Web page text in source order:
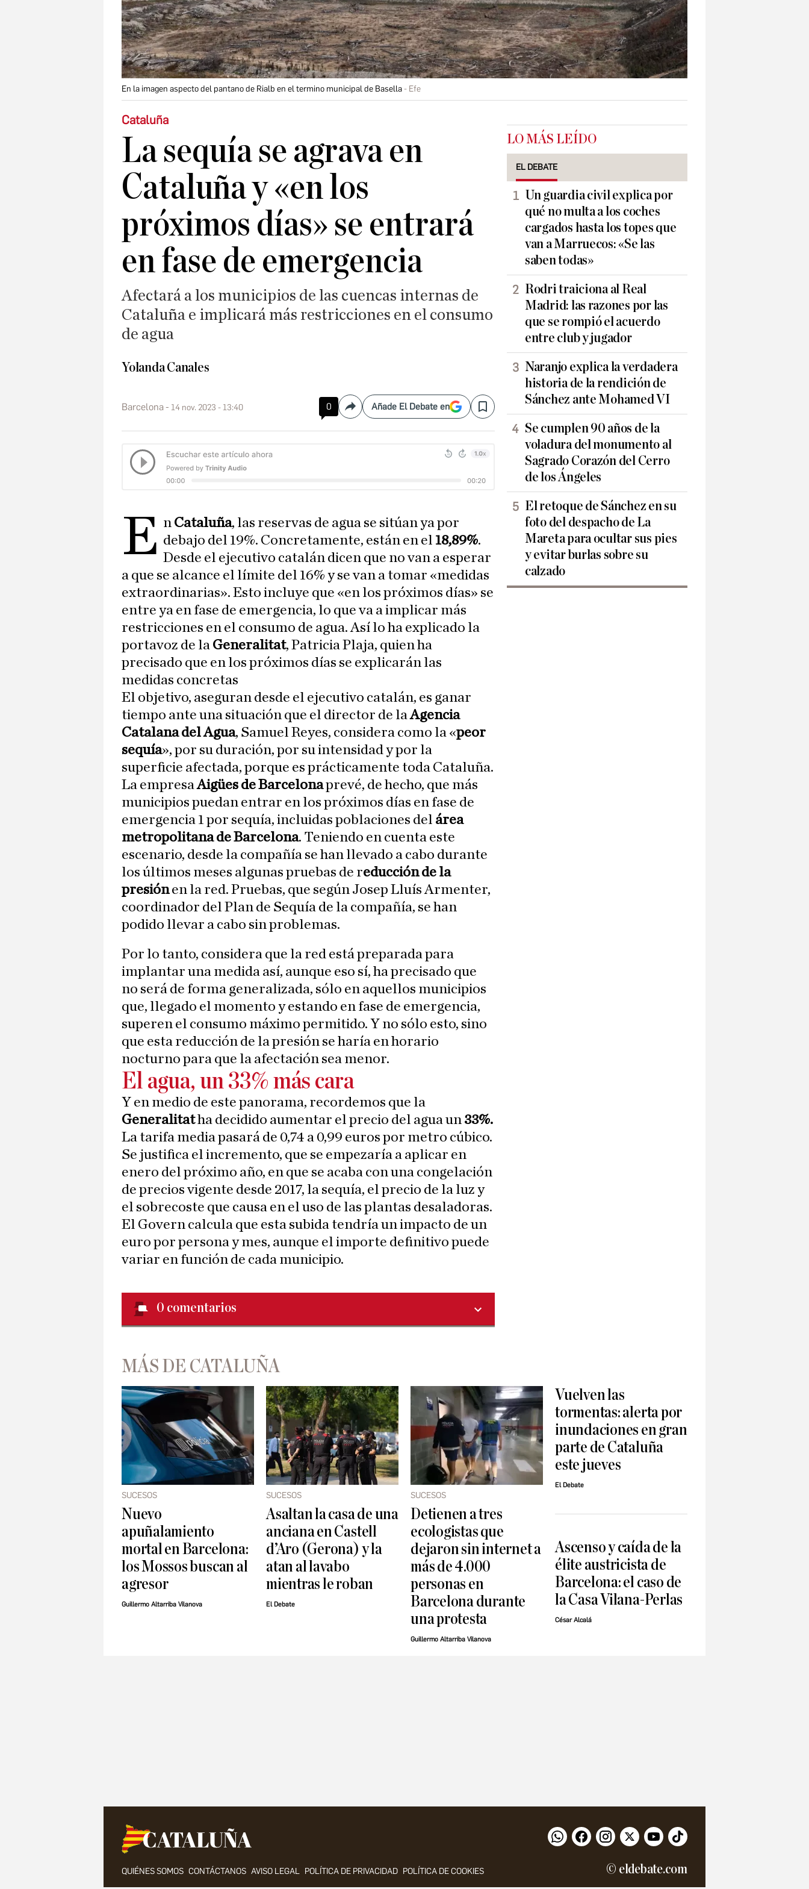
En la imagen aspecto del pantano de Rialb en el termino municipal de Basella Efe
Cataluña
La sequía se agrava en
Cataluña y «en los
próximos días» se entrará
en fase de emergencia
Afectará a los municipios de las cuencas internas de
Cataluña e implicará más restricciones en el consumo
de agua
Yolanda Canales
Barcelona 14 nov. 2023 - 13:40 0 CompartirAñade El Debate en Save
E n Cataluña, las reservas de agua se sitúan ya por
debajo del 19%. Concretamente, están en el 18,89%.
Desde el ejecutivo catalán dicen que no van a esperar
a que se alcance el límite del 16% y se van a tomar «medidas
extraordinarias». Esto incluye que «en los próximos días» se
entre ya en fase de emergencia, lo que va a implicar más
restricciones en el consumo de agua. Así lo ha explicado la
portavoz de la Generalitat, Patricia Plaja, quien ha
precisado que en los próximos días se explicarán las
medidas concretas
El objetivo, aseguran desde el ejecutivo catalán, es ganar
tiempo ante una situación que el director de laAgencia
Catalana del Agua, Samuel Reyes, considera como la «peor
sequía», por su duración, por su intensidad y por la
superficie afectada, porque es prácticamente toda Cataluña.
La empresaAigües de Barcelonaprevé, de hecho, que más
municipios puedan entrar en los próximos días en fase de
emergencia 1 por sequía, incluidas poblaciones del área
metropolitana de Barcelona. Teniendo en cuenta este
escenario, desde la compañía se han llevado a cabo durante
los últimos meses algunas pruebas de reducción de la
presiónen la red. Pruebas, que según Josep Lluís Armenter,
coordinador del Plan de Sequía de la compañía, se han
podido llevar a cabo sin problemas.
Por lo tanto, considera que la red está preparada para
implantar una medida así, aunque eso sí, ha precisado que
no será de forma generalizada, sólo en aquellos municipios
que, llegado el momento y estando en fase de emergencia,
superen el consumo máximo permitido. Y no sólo esto, sino
que esta reducción de la presión se haría en horario
nocturno para que la afectación sea menor.
El agua, un 33% más cara
Y en medio de este panorama, recordemos que la
Generalitatha decidido aumentar el precio del agua un 33%.
La tarifa media pasará de 0,74 a 0,99 euros por metro cúbico.
Se justifica el incremento, que se empezaría a aplicar en
enero del próximo año, en que se acaba con una congelación
de precios vigente desde 2017, la sequía, el precio de la luz y
el sobrecoste que causa en el uso de las plantas desaladoras.
El Govern calcula que esta subida tendría un impacto de un
euro por persona y mes, aunque el importe definitivo puede
variar en función de cada municipio.
0 comentarios
LO MÁS LEÍDO
EL DEBATE
Un guardia civil explica por
qué no multa a los coches
cargados hasta los topes que
van a Marruecos: «Se las
saben todas»
Rodri traiciona al Real
Madrid: las razones por las
que se rompió el acuerdo
entre club y jugador
Naranjo explica la verdadera
historia de la rendición de
Sánchez ante Mohamed VI
Se cumplen 90 años de la
voladura del monumento al
Sagrado Corazón del Cerro
de los Ángeles
El retoque de Sánchez en su
foto del despacho de La
Mareta para ocultar sus pies
y evitar burlas sobre su
calzado
MÁS DE CATALUÑA
SUCESOS
Nuevo
apuñalamiento
mortal en Barcelona:
los Mossos buscan al
agresor
Guillermo Altarriba Vilanova
SUCESOS
Asaltan la casa de una
anciana en Castell
d’Aro (Gerona) y la
atan al lavabo
mientras le roban
El Debate
SUCESOS
Detienen a tres
ecologistas que
dejaron sin internet a
más de 4.000
personas en
Barcelona durante
una protesta
Guillermo Altarriba Vilanova
Vuelven las
tormentas: alerta por
inundaciones en gran
parte de Cataluña
este jueves
El Debate
Ascenso y caída de la
élite austricista de
Barcelona: el caso de
la Casa Vilana-Perlas
César Alcalá
QUIÉNES SOMOS CONTÁCTANOS AVISO LEGAL POLÍTICA DE PRIVACIDAD POLÍTICA DE COOKIES © eldebate.com